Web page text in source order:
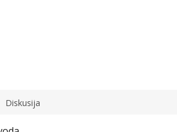
Diskusija